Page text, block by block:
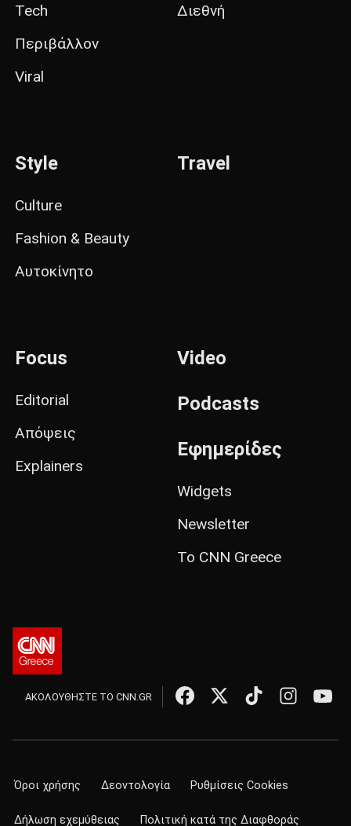
Tech
Περιβάλλον
Viral
Διεθνή
Style
Culture
Fashion & Beauty
Αυτοκίνητο
Travel
Focus
Editorial
Απόψεις
Explainers
Video
Podcasts
Εφημερίδες
Widgets
Newsletter
Το CNN Greece
ΑΚΟΛΟΥΘΗΣΤΕ ΤΟ CNN.GR
Όροι χρήσης Δεοντολογία Ρυθμίσεις Cookies
Δήλωση εχεμύθειας Πολιτική κατά της Διαφθοράς